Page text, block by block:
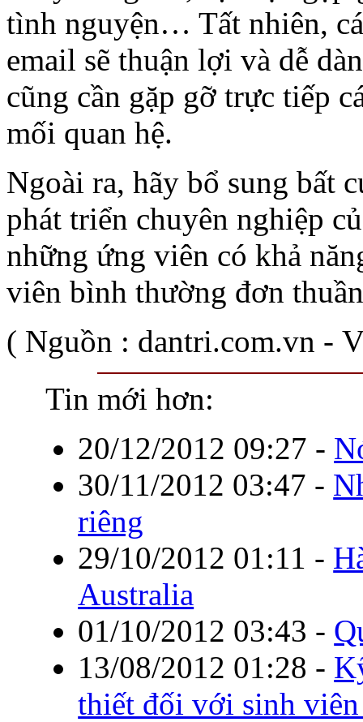
tình nguyện… Tất nhiên,
email sẽ thuận lợi và dễ
cũng cần gặp gỡ trực tiếp
mối quan hệ.
Ngoài ra, hãy bổ sung bất
phát triển chuyên nghiệp
những ứng viên có khả
viên bình thường đơn
( Nguồn : dantri.com.vn -
Tin mới hơn:
20/12/2012 09:27 -
30/11/2012 03:47 -
riêng
29/10/2012 01:11 -
Australia
01/10/2012 03:43 -
13/08/2012 01:28 -
thiết đối với sinh